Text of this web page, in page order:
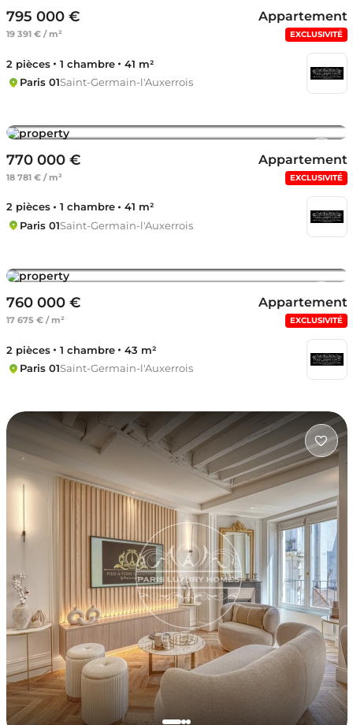
795 000 €
19 391 € / m²
Appartement
EXCLUSIVITÉ
2 pièces 1 chambre
41 m²
Paris 01Saint-Germain-l'Auxerrois
770 000 €
18 781 € / m²
Appartement
EXCLUSIVITÉ
2 pièces 1 chambre
41 m²
Paris 01Saint-Germain-l'Auxerrois
760 000 €
17 675 € / m²
Appartement
EXCLUSIVITÉ
2 pièces 1 chambre
43 m²
Paris 01Saint-Germain-l'Auxerrois